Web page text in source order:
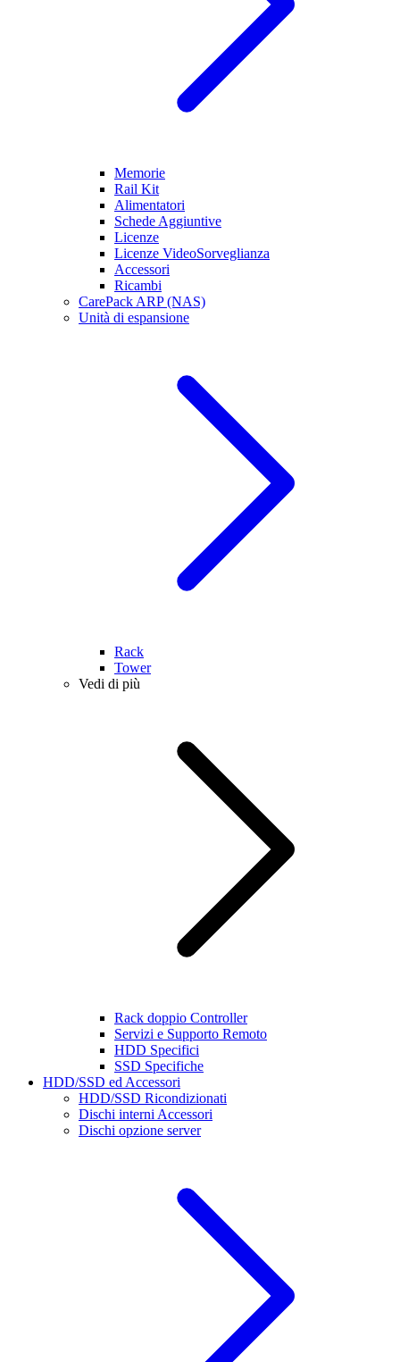
Memorie
Rail Kit
Alimentatori
Schede Aggiuntive
Licenze
Licenze VideoSorveglianza
Accessori
Ricambi
CarePack ARP (NAS)
Unità di espansione
Rack
Tower
Vedi di più
Rack doppio Controller
Servizi e Supporto Remoto
HDD Specifici
SSD Specifiche
HDD/SSD ed Accessori
HDD/SSD Ricondizionati
Dischi interni Accessori
Dischi opzione server